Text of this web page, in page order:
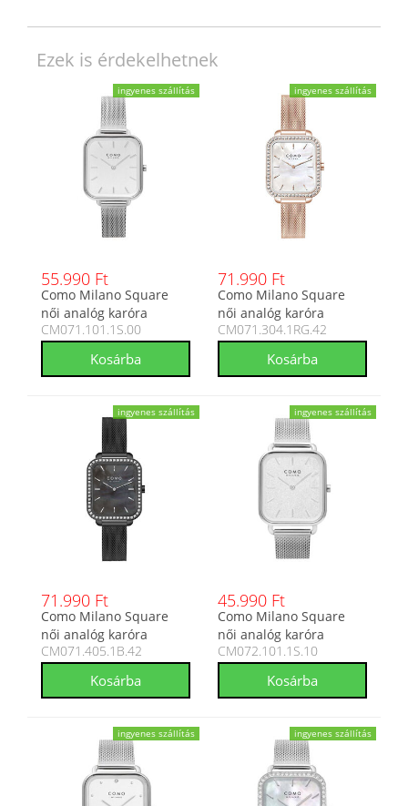
Ezek is érdekelhetnek
ingyenes szállítás
55.990 Ft
Como Milano Square
női analóg karóra
CM071.101.1S.00
CM071.101.1S.00
ingyenes szállítás
71.990 Ft
Como Milano Square
női analóg karóra
CM071.304.1RG.42
CM071.304.1RG.42
ingyenes szállítás
71.990 Ft
Como Milano Square
női analóg karóra
CM071.405.1B.42
CM071.405.1B.42
ingyenes szállítás
45.990 Ft
Como Milano Square
női analóg karóra
CM072.101.1S.10
CM072.101.1S.10
ingyenes szállítás ingyenes szállítás